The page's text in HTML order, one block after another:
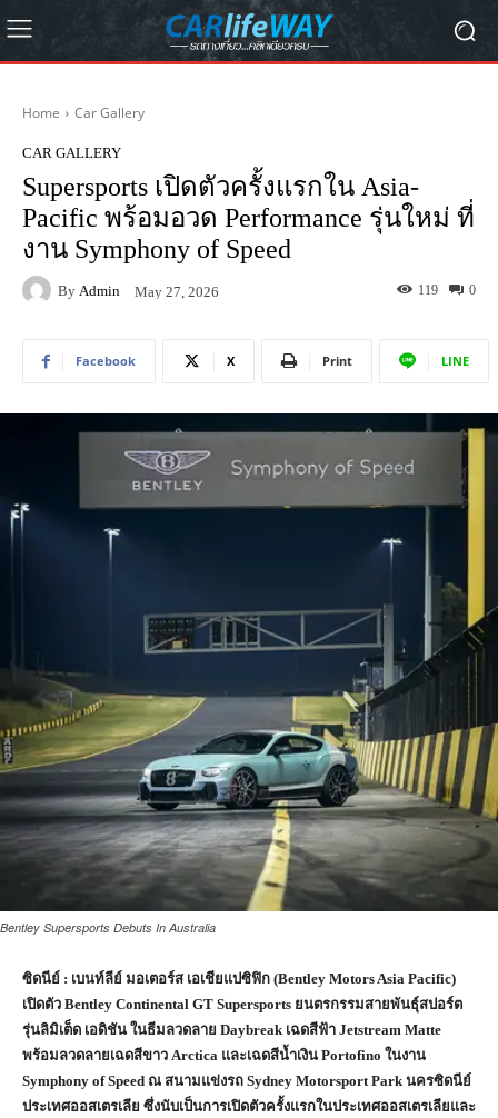
Home Car Gallery
CAR GALLERY
Supersports เปิดตัวครั้งแรกใน Asia-
Pacific พร้อมอวด Performance รุ่นใหม่ ที่
งาน Symphony of Speed
By Admin May 27, 2026 0
119
Facebook X Print LINE
Bentley Supersports Debuts In Australia
ซิดนีย์ : เบนท์ลีย์ มอเตอร์ส เอเชียแปซิฟิก (Bentley Motors Asia Pacific)
เปิดตัว Bentley Continental GT Supersports ยนตรกรรมสายพันธุ์สปอร์ต
รุ่นลิมิเต็ด เอดิชัน ในธีมลวดลาย Daybreak เฉดสีฟ้า Jetstream Matte
พร้อมลวดลายเฉดสีขาว Arctica และเฉดสีน้ำเงิน Portofino ในงาน
Symphony of Speed ณ สนามแข่งรถ Sydney Motorsport Park นครซิดนีย์
ประเทศออสเตรเลีย ซึ่งนับเป็นการเปิดตัวครั้งแรกในประเทศออสเตรเลียและ